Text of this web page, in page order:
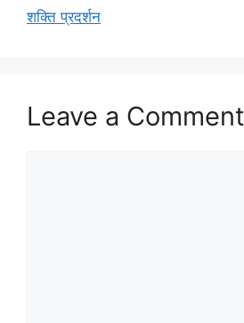
शक्ति प्रदर्शन
Leave a Comment